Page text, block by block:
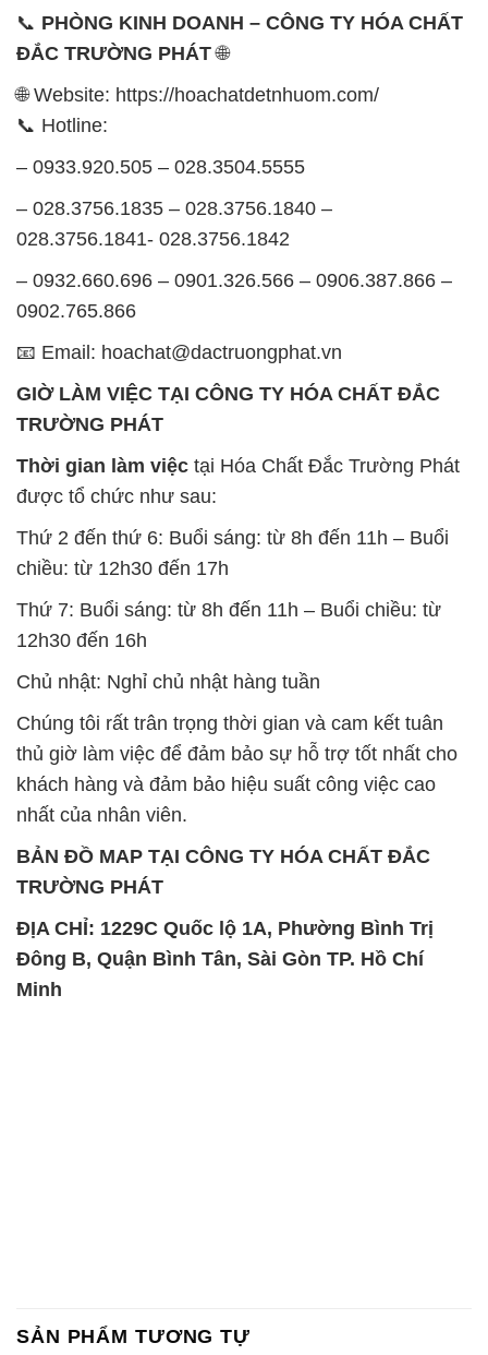
– 0932.660.696 – 0901.326.566 – 0906.387.866 –
0902.765.866
📧 Email: hoachat@dactruongphat.vn
GIỜ LÀM VIỆC TẠI CÔNG TY HÓA CHẤT ĐẮC
TRƯỜNG PHÁT
Thời gian làm việctại Hóa Chất Đắc Trường Phát
được tổ chức như sau:
Thứ 2 đến thứ 6: Buổi sáng: từ 8h đến 11h – Buổi
chiều: từ 12h30 đến 17h
Thứ 7: Buổi sáng: từ 8h đến 11h – Buổi chiều: từ
Chủ nhật: Nghỉ chủ nhật hàng tuần
Chúng tôi rất trân trọng thời gian và cam kết tuân
thủ giờ làm việc để đảm bảo sự hỗ trợ tốt nhất cho
nhất của nhân viên.
TRƯỜNG PHÁT
Đông B, Quận Bình Tân, Sài Gòn TP. Hồ Chí
Minh